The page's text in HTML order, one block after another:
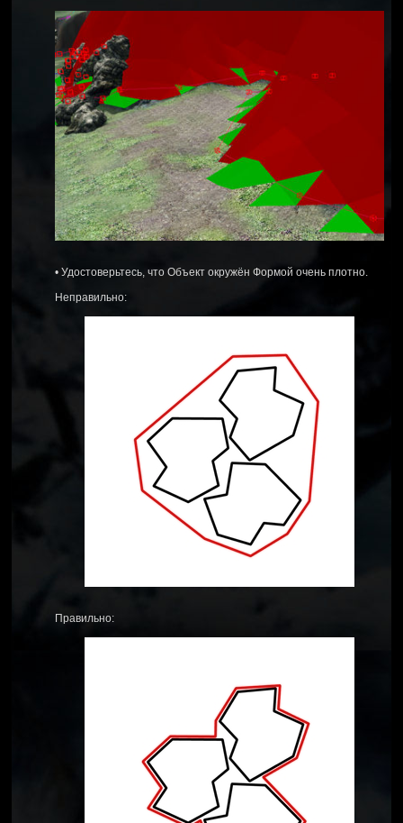
• Удостоверьтесь, что Объект окружён Формой очень плотно.
Неправильно:
Правильно: